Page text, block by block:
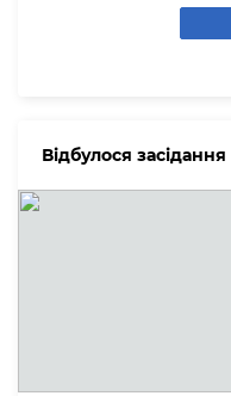
Відбулося